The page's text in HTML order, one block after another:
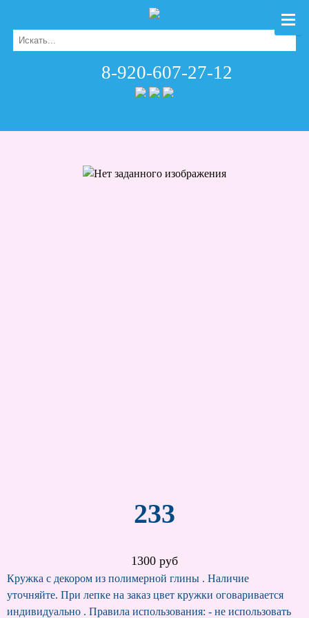
8-920-607-27-12
233
1300 руб
Кружка с декором из полимерной глины . Наличие
уточняйте. При лепке на заказ цвет кружки оговаривается
индивидуально . Правила использования: - не использовать